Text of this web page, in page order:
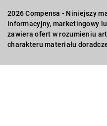
2026 Compensa - Niniejszy
informacyjny, marketingowy
zawiera ofert w rozumieniu
charakteru materiału